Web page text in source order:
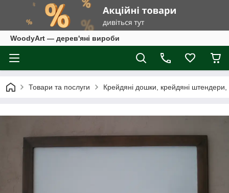
WoodyArt — дерев'яні вироби
Товари та послуги Крейдяні дошки, крейдяні штендери,